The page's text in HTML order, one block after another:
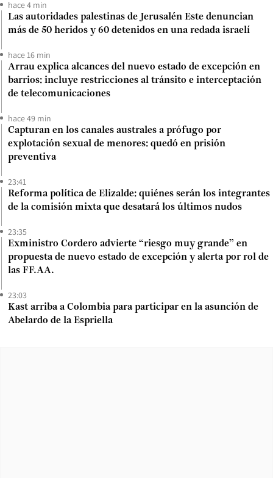
hace 4 min
Las autoridades palestinas de Jerusalén Este denuncian
más de 50 heridos y 60 detenidos en una redada israelí
hace 16 min
Arrau explica alcances del nuevo estado de excepción en
barrios: incluye restricciones al tránsito e interceptación
de telecomunicaciones
hace 49 min
Capturan en los canales australes a prófugo por
explotación sexual de menores: quedó en prisión
preventiva
23:41
Reforma política de Elizalde: quiénes serán los integrantes
de la comisión mixta que desatará los últimos nudos
23:35
Exministro Cordero advierte “riesgo muy grande” en
propuesta de nuevo estado de excepción y alerta por rol de
las FF.AA.
23:03
Kast arriba a Colombia para participar en la asunción de
Abelardo de la Espriella